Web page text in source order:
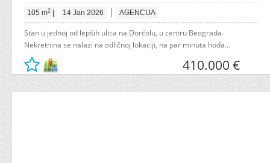
105 m2 14 Jan 2026 | AGENCIJA
Stan u jednoj od lepših ulica na Dorćolu, u centru Beograda.
Nekretnina se nalazi na odličnoj lokaciji, na par minuta hoda...
410.000 €